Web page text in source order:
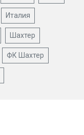
Италия
Шахтер
ФК Шахтер